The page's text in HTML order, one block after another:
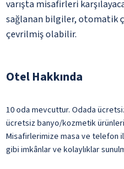
varışta misafirleri
sağlanan bilgiler, otomatik
çevrilmiş olabilir.
Otel Hakkında
10 oda mevcuttur. Odada
ücretsiz banyo/kozmetik
Misafirlerimize masa ve telefon
gibi imkânlar ve kolaylıklar